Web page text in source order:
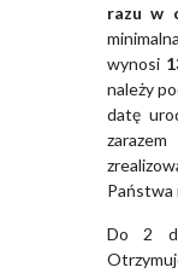
razu w
wynosi
należy
datę
Państwa
Do 2